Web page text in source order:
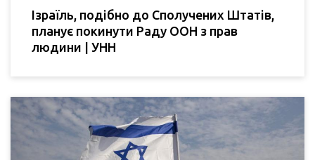
Ізраїль, подібно до Сполучених Штатів,
планує покинути Раду ООН з прав
людини | УНН